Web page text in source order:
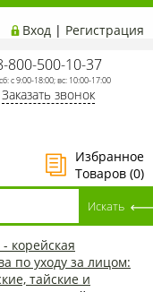
Вход | Регистрация
800-500-10-37
с 9:00-18:00; вс: 10:00-17:00
Заказать звонок
Избранное
Товаров (0)
корейская
по уходу за лицом:
тайские и